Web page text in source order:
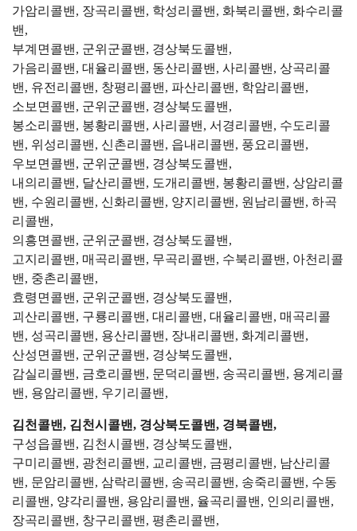
가암리콜밴, 장곡리콜밴, 학성리콜밴, 화북리콜밴, 화수리콜
밴,
부계면콜밴, 군위군콜밴, 경상북도콜밴,
가음리콜밴, 대율리콜밴, 동산리콜밴, 사리콜밴, 상곡리콜
밴, 유전리콜밴, 창평리콜밴, 파산리콜밴, 학암리콜밴,
소보면콜밴, 군위군콜밴, 경상북도콜밴,
봉소리콜밴, 봉황리콜밴, 사리콜밴, 서경리콜밴, 수도리콜
밴, 위성리콜밴, 신촌리콜밴, 읍내리콜밴, 풍요리콜밴,
우보면콜밴, 군위군콜밴, 경상북도콜밴,
내의리콜밴, 달산리콜밴, 도개리콜밴, 봉황리콜밴, 상암리콜
밴, 수원리콜밴, 신화리콜밴, 양지리콜밴, 원남리콜밴, 하곡
리콜밴,
의흥면콜밴, 군위군콜밴, 경상북도콜밴,
고지리콜밴, 매곡리콜밴, 무곡리콜밴, 수북리콜밴, 아천리콜
밴, 중촌리콜밴,
효령면콜밴, 군위군콜밴, 경상북도콜밴,
괴산리콜밴, 구룡리콜밴, 대리콜밴, 대율리콜밴, 매곡리콜
밴, 성곡리콜밴, 용산리콜밴, 장내리콜밴, 화계리콜밴,
산성면콜밴, 군위군콜밴, 경상북도콜밴,
감실리콜밴, 금호리콜밴, 문덕리콜밴, 송곡리콜밴, 용계리콜
밴, 용암리콜밴, 우기리콜밴,
김천콜밴, 김천시콜밴, 경상북도콜밴, 경북콜밴,
구성읍콜밴, 김천시콜밴, 경상북도콜밴,
구미리콜밴, 광천리콜밴, 교리콜밴, 금평리콜밴, 남산리콜
밴, 문암리콜밴, 삼락리콜밴, 송곡리콜밴, 송죽리콜밴, 수동
리콜밴, 양각리콜밴, 용암리콜밴, 율곡리콜밴, 인의리콜밴,
장곡리콜밴, 창구리콜밴, 평촌리콜밴,